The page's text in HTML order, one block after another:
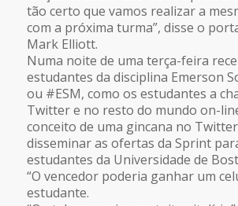
tão certo que vamos realizar a
com a próxima turma”, disse o
Mark Elliott.
Numa noite de uma terça-feira
estudantes da disciplina Emerson
ou #ESM, como os estudantes a
Twitter e no resto do mundo on-
conceito de uma gincana no
disseminar as ofertas da Sprint
estudantes da Universidade de
“O vencedor poderia ganhar um
estudante.